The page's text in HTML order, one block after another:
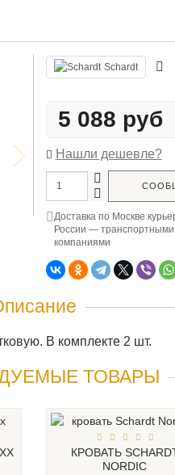
Schardt
5 088 руб
Нашли дешевле?
Доставка по Москве
России — транспортными
компаниями
В комплекте 2 шт.
ТОВАРЫ
КРОВАТЬ
NORDIC